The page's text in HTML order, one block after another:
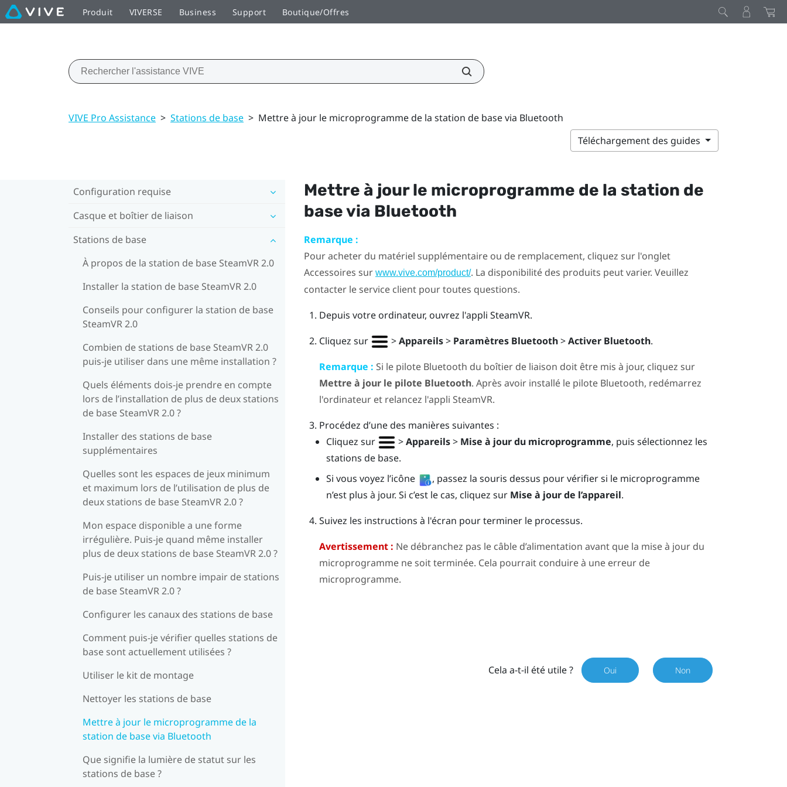
Produit VIVERSE Business Support Boutique/Offres
VIVE Pro Assistance > Stations de base > Mettre à jour le microprogramme de la station de base via Bluetooth
Téléchargement des guides
Configuration requise
Casque et boîtier de liaison
Stations de base
À propos de la station de base SteamVR 2.0
Installer la station de base SteamVR 2.0
Conseils pour configurer la station de base
SteamVR 2.0
Combien de stations de base SteamVR 2.0
puis-je utiliser dans une même installation ?
Quels éléments dois-je prendre en compte
lors de l’installation de plus de deux stations
de base SteamVR 2.0 ?
Installer des stations de base
supplémentaires
Quelles sont les espaces de jeux minimum
et maximum lors de l’utilisation de plus de
deux stations de base SteamVR 2.0 ?
Mon espace disponible a une forme
irrégulière. Puis-je quand même installer
plus de deux stations de base SteamVR 2.0 ?
Puis-je utiliser un nombre impair de stations
de base SteamVR 2.0 ?
Configurer les canaux des stations de base
Comment puis-je vérifier quelles stations de
base sont actuellement utilisées ?
Utiliser le kit de montage
Nettoyer les stations de base
Mettre à jour le microprogramme de la
station de base via Bluetooth
Que signifie la lumière de statut sur les
stations de base ?
Mettre à jour le microprogramme de la station de
base via Bluetooth
Remarque :
Pour acheter du matériel supplémentaire ou de remplacement, cliquez sur l'onglet
Accessoires sur www.vive.com/product/. La disponibilité des produits peut varier. Veuillez
contacter le service client pour toutes questions.
Depuis votre ordinateur, ouvrez l'appli SteamVR.
Cliquez sur
>Appareils> Paramètres Bluetooth>Activer Bluetooth.
Remarque : Si le pilote Bluetooth du boîtier de liaison doit être mis à jour, cliquez sur
Mettre à jour le pilote Bluetooth. Après avoir installé le pilote Bluetooth, redémarrez
l'ordinateur et relancez l'appli SteamVR.
Procédez d’une des manières suivantes :
Cliquez sur
>Appareils> Mise à jour du microprogramme, puis sélectionnez les
stations de base.
Si vous voyez l’icône
, passez la souris dessus pour vérifier si le microprogramme
n’est plus à jour. Si c’est le cas, cliquez sur Mise à jour de l’appareil.
Suivez les instructions à l'écran pour terminer le processus.
Avertissement : Ne débranchez pas le câble d’alimentation avant que la mise à jour du
microprogramme ne soit terminée. Cela pourrait conduire à une erreur de
microprogramme.
Cela a-t-il été utile ? Oui Non